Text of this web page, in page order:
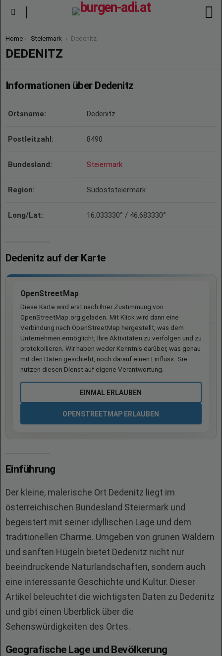
You are here:
Home Steiermark Dedenitz
DEDENITZ
Informationen über Dedenitz
Ortsname: Dedenitz
Postleitzahl: 8490
Bundesland: Steiermark
Region: Südoststeiermark
Long/Lat: 16.033330° / 46.683330°
Dedenitz auf der Karte
OpenStreetMap
Diese Karte wird erst nach Ihrer Zustimmung von
OpenStreetMap.org geladen. Mit Klick wird dann eine
Verbindung nach OpenStreetMap hergestellt, was dem
Unternehmen ermöglicht, Ihre Aktivitäten zu verfolgen und zu
protokollieren. Wir haben weder Kenntnis darüber, was genau
mit den Daten geschieht, noch darauf einen Einfluss. Sie
nutzen diesen Dienst auf eigene Verantwortung.
EINMAL ERLAUBEN
OPENSTREETMAP ERLAUBEN
Einführung
Der kleine, malerische Ort Dedenitz liegt im
österreichischen Bundesland Steiermark und
begeistert mit seiner idyllischen Lage und dem
traditionellen Charme. Umgeben von grünen Wäldern
und sanften Hügeln bietet Dedenitz nicht nur
beeindruckende Naturlandschaften, sondern auch
eine interessante Geschichte und Kultur. Dieser
Artikel beleuchtet die wichtigsten Daten zu Dedenitz
und gibt einen Überblick über die
Sehenswürdigkeiten des Ortes.
Geografische Lage und Bevölkerung